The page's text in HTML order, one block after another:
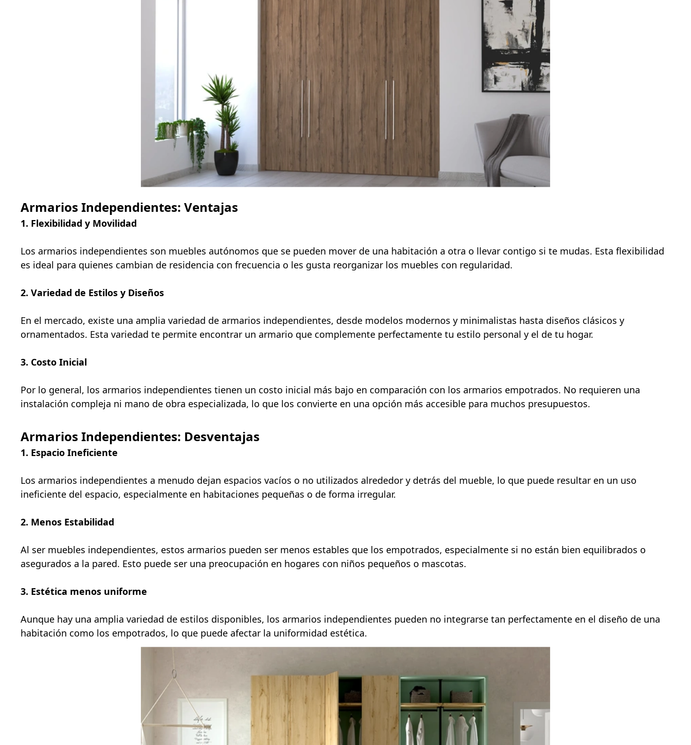
Armarios Independientes: Ventajas
1. Flexibilidad y Movilidad
Los armarios independientes son muebles autónomos que se pueden mover de una habitación a otra o llevar contigo si te mudas. Esta flexibilidad
es ideal para quienes cambian de residencia con frecuencia o les gusta reorganizar los muebles con regularidad.
2. Variedad de Estilos y Diseños
En el mercado, existe una amplia variedad de armarios independientes, desde modelos modernos y minimalistas hasta diseños clásicos y
ornamentados. Esta variedad te permite encontrar un armario que complemente perfectamente tu estilo personal y el de tu hogar.
3. Costo Inicial
Por lo general, los armarios independientes tienen un costo inicial más bajo en comparación con los armarios empotrados. No requieren una
instalación compleja ni mano de obra especializada, lo que los convierte en una opción más accesible para muchos presupuestos.
Armarios Independientes: Desventajas
1. Espacio Ineficiente
Los armarios independientes a menudo dejan espacios vacíos o no utilizados alrededor y detrás del mueble, lo que puede resultar en un uso
ineficiente del espacio, especialmente en habitaciones pequeñas o de forma irregular.
2. Menos Estabilidad
Al ser muebles independientes, estos armarios pueden ser menos estables que los empotrados, especialmente si no están bien equilibrados o
asegurados a la pared. Esto puede ser una preocupación en hogares con niños pequeños o mascotas.
3. Estética menos uniforme
Aunque hay una amplia variedad de estilos disponibles, los armarios independientes pueden no integrarse tan perfectamente en el diseño de una
habitación como los empotrados, lo que puede afectar la uniformidad estética.